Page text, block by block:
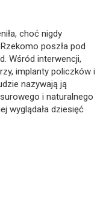
choć nigdy
poszła pod
Wśród interwencji,
implanty policzków i
nazywają ją
i naturalnego
wyglądała dziesięć